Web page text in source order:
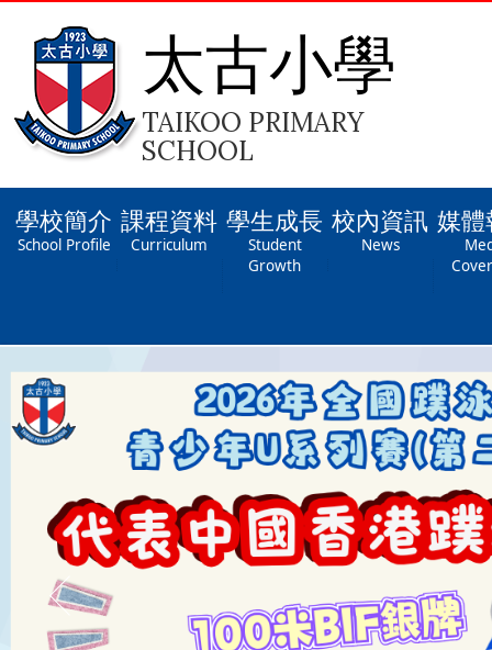
太古小學
TAIKOO PRIMARY
SCHOOL
學校簡介
School Profile
課程資料
Curriculum
學生成長
Student
Growth
校內資訊
News
媒